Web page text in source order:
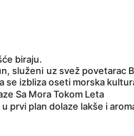
biraju.
služeni uz svež povetarac
se izbliza oseti morska
Sa Mora Tokom Leta
prvi plan dolaze lakše i